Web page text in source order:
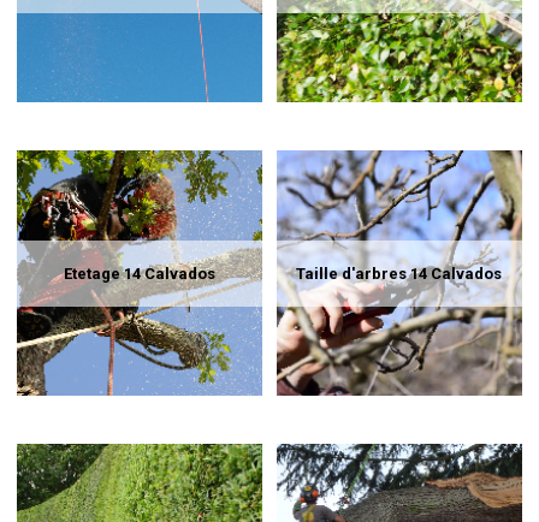
Etetage 14 Calvados Taille d'arbres 14 Calvados